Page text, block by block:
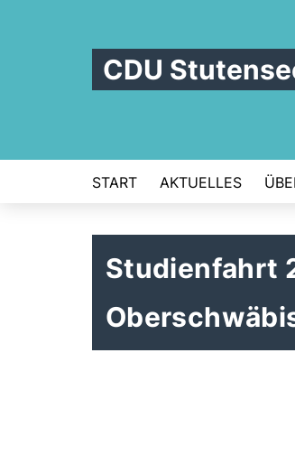
CDU
START AKTUELLES
Studienfahrt